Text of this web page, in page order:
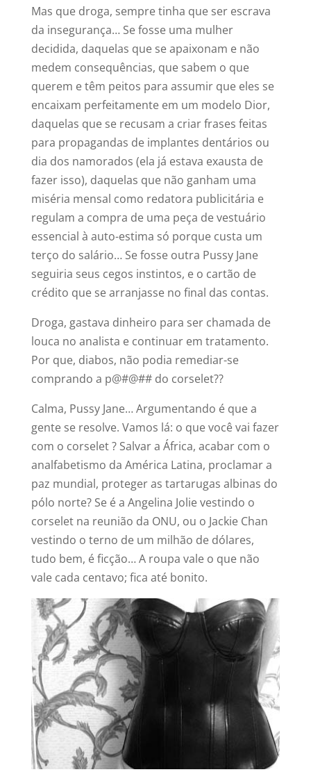
Mas que droga, sempre tinha que ser escrava
da insegurança… Se fosse uma mulher
decidida, daquelas que se apaixonam e não
medem consequências, que sabem o que
querem e têm peitos para assumir que eles se
encaixam perfeitamente em um modelo Dior,
daquelas que se recusam a criar frases feitas
para propagandas de implantes dentários ou
dia dos namorados (ela já estava exausta de
fazer isso), daquelas que não ganham uma
miséria mensal como redatora publicitária e
regulam a compra de uma peça de vestuário
essencial à auto-estima só porque custa um
terço do salário… Se fosse outra Pussy Jane
seguiria seus cegos instintos, e o cartão de
crédito que se arranjasse no final das contas.
Droga, gastava dinheiro para ser chamada de
louca no analista e continuar em tratamento.
Por que, diabos, não podia remediar-se
comprando a p@#@## do corselet??
‍Calma, Pussy Jane… Argumentando é que a
gente se resolve. Vamos lá: o que você vai fazer
com o corselet ? Salvar a África, acabar com o
analfabetismo da América Latina, proclamar a
paz mundial, proteger as tartarugas albinas do
pólo norte? Se é a Angelina Jolie vestindo o
corselet na reunião da ONU, ou o Jackie Chan
vestindo o terno de um milhão de dólares,
tudo bem, é ficção… A roupa vale o que não
vale cada centavo; fica até bonito.